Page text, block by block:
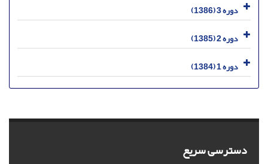
دوره 3 (1386)
دوره 2 (1385)
دوره 1 (1384)
دسترسی سریع